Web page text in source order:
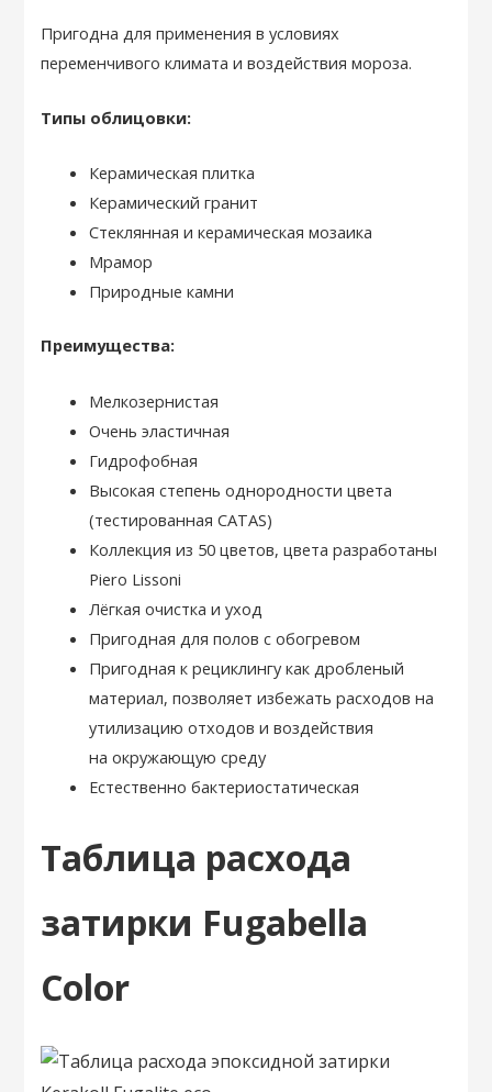
Пригодна для применения в условиях
переменчивого климата и воздействия мороза.
Типы облицовки:
Керамическая плитка
Керамический гранит
Стеклянная и керамическая мозаика
Мрамор
Природные камни
Преимущества:
Мелкозернистая
Очень эластичная
Гидрофобная
Высокая степень однородности цвета
(тестированная CATAS)
Коллекция из 50 цветов, цвета разработаны
Piero Lissoni
Лёгкая очистка и уход
Пригодная для полов с обогревом
Пригодная к рециклингу как дробленый
материал, позволяет избежать расходов на
утилизацию отходов и воздействия
на окружающую среду
Естественно бактериостатическая
Таблица расхода
затирки Fugabella
Color